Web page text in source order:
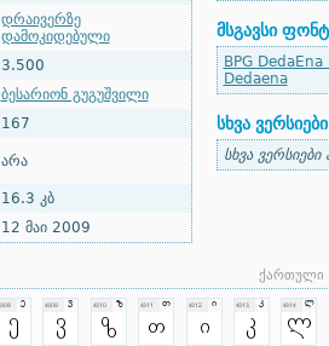
დრაივერზე
დამოკიდებული
3.500
ბესარიონ გუგუშვილი
167
არა
16.3 კბ
12 მაი 2009
მსგავსი
BPG DedaEna
Dedaena
სხვა ვერსიები
სხვა
ქართული